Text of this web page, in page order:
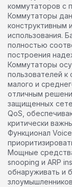
коммутаторов с
Коммутаторы
конструктивным
использования.
полностью
построения
Коммутаторы
пользователей к
малого и
отличным
защищенных
QoS,
критически
Функционал
Мощные
snooping и ARP
обнаруживать и